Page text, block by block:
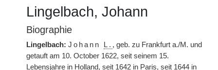
Lingelbach, Johann
Biographie
Lingelbach: Johann L. , geb. zu Frankfurt a./M. und
getauft am 10. October 1622, seit seinem 15.
Lebensjahre in Holland, seit 1642 in Paris, seit 1644 in